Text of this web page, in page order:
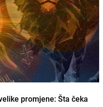
promjene: Šta čeka